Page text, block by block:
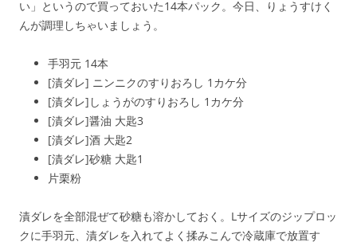
い」というので買っておいた14本パック。今日、りょうすけく
んが調理しちゃいましょう。
手羽元 14本
[漬ダレ] ニンニクのすりおろし 1カケ分
[漬ダレ]しょうがのすりおろし 1カケ分
[漬ダレ]醤油 大匙3
[漬ダレ]酒 大匙2
[漬ダレ]砂糖 大匙1
片栗粉
漬ダレを全部混ぜて砂糖も溶かしておく。Lサイズのジップロッ
クに手羽元、漬ダレを入れてよく揉みこんで冷蔵庫で放置す